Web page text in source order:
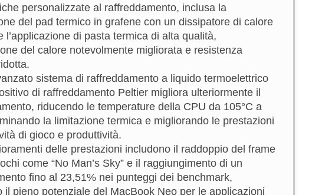
personalizzate al raffreddamento, inclusa la
del pad termico in grafene con un dissipatore di calore
l’applicazione di pasta termica di alta qualità,
del calore notevolmente migliorata e resistenza
sistema di raffreddamento a liquido termoelettrico
di raffreddamento Peltier migliora ulteriormente il
riducendo le temperature della CPU da 105°C a
la limitazione termica e migliorando le prestazioni
di gioco e produttività.
delle prestazioni includono il raddoppio del frame
come “No Man’s Sky” e il raggiungimento di un
fino al 23,51% nei punteggi dei benchmark,
il pieno potenziale del MacBook Neo per le applicazioni